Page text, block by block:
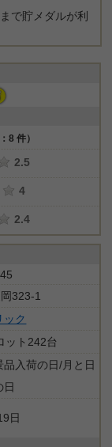
で貯メダルが利
8 件）
2.5
4
2.4
323-1
ック
ット242台
入荷の日/月と日
日
日